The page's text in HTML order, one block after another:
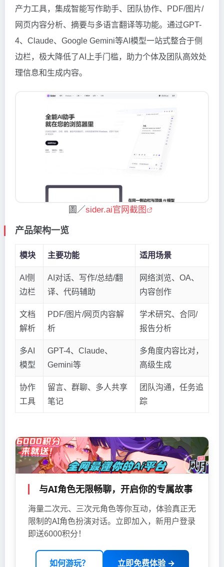
产力工具，集成智能写作助手、团队协作、PDF/图片/
网页内容分析、摘要与多语言翻译等功能。通过GPT-
4、Claude、Google Gemini等AI模型一站式整合于侧
边栏，极大降低了AI上手门槛，助力个体及团队高效处
理信息和生成内容。
圖／sider.ai官网截图
产品架构一览
模块 主要功能 适用场景
AI侧
边栏
AI对话、写作/总结/翻
译、代码辅助
网络浏览、OA、
内容创作
文档
解析
PDF/图片/网页内容解
析
学术研究、合同/
报告分析
多AI
模型
GPT-4、Claude、
Gemini等
多角度内容比对，
高级生成
协作
工具
留言、群聊、多人共享
笔记
团队沟通，任务追
踪
与AI角色无限畅聊，开启你的专属故事
海量二次元、三次元角色等你互动，体验真正无
限制的AI角色扮演对话。立即加入，新用户登录
即送6000积分！
如何游玩？ 立即免费体验 →